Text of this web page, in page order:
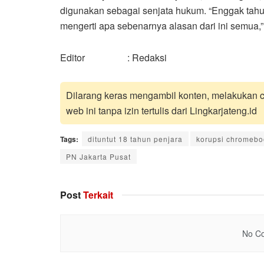
digunakan sebagai senjata hukum. “Enggak
mengerti apa sebenarnya alasan dari ini
Editor : Redaksi
Dilarang keras mengambil konten,
web ini tanpa izin tertulis dari Lingkarjateng.id
Tags: dituntut 18 tahun penjara
korupsi
PN Jakarta Pusat
PostTerkait
No